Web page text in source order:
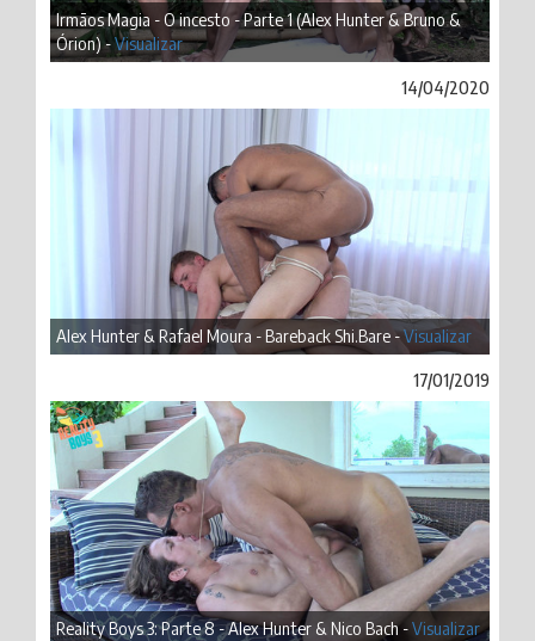
Irmãos Magia - O incesto - Parte 1 (Alex Hunter & Bruno &
Órion) -Visualizar
14/04/2020
Alex Hunter & Rafael Moura - Bareback Shi.Bare -Visualizar
17/01/2019
Reality Boys 3: Parte 8 - Alex Hunter & Nico Bach -Visualizar